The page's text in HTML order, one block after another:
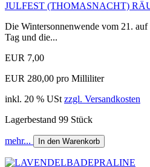
JULFEST (THOMASNACHT)
Die Wintersonnenwende vom 21.
Tag und die...
EUR 7,00
EUR 280,00 pro Milliliter
inkl. 20 % USt zzgl. Versandkosten
Lagerbestand 99 Stück
mehr... In den Warenkorb